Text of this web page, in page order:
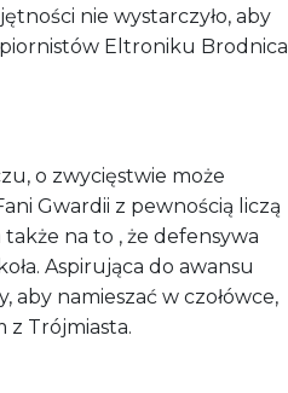
nie wystarczyło, aby
Eltroniku Brodnica
o zwycięstwie może
Gwardii z pewnością liczą
na to , że defensywa
Aspirująca do awansu
aby namieszać w czołówce,
z Trójmiasta.